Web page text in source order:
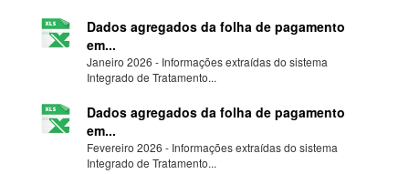
Dados agregados da folha de pagamento
em...
Janeiro 2026 - Informações extraídas do sistema
Integrado de Tratamento...
Dados agregados da folha de pagamento
em...
Fevereiro 2026 - Informações extraídas do sistema
Integrado de Tratamento...